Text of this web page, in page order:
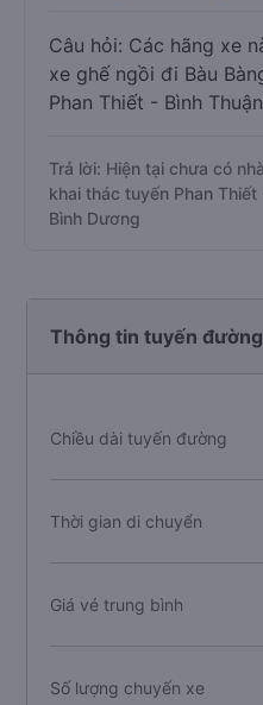
Câu hỏi: Các hãng xe
xe ghế ngồi đi Bàu
Phan Thiết - Bình
Trả lời: Hiện tại chưa có
khai thác tuyến Phan
Bình Dương
Thông tin tuyến
Chiều dài tuyến đường
Thời gian di chuyển
Giá vé trung bình
Số lượng chuyến xe